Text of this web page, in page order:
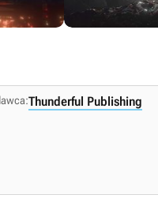
Thunderful Publishing